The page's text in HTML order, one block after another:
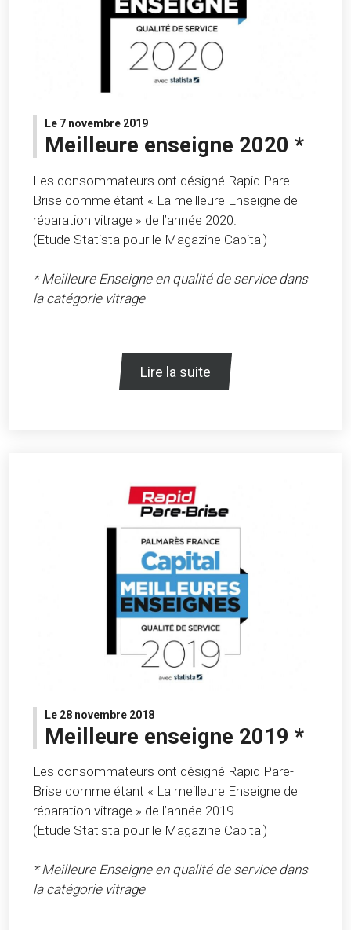
Le 7 novembre 2019
Meilleure enseigne 2020 *
Les consommateurs ont désigné Rapid Pare-
Brise comme étant « La meilleure Enseigne de
réparation vitrage » de l’année 2020.
(Etude Statista pour le Magazine Capital)
* Meilleure Enseigne en qualité de service dans
la catégorie vitrage
Lire la suite
Le 28 novembre 2018
Meilleure enseigne 2019 *
Les consommateurs ont désigné Rapid Pare-
Brise comme étant « La meilleure Enseigne de
réparation vitrage » de l’année 2019.
(Etude Statista pour le Magazine Capital)
* Meilleure Enseigne en qualité de service dans
la catégorie vitrage